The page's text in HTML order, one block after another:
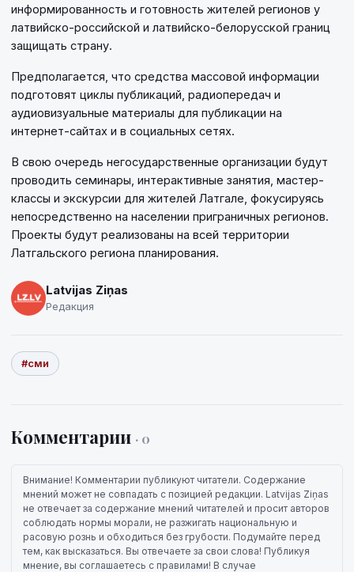
информированность и готовность жителей регионов у
латвийско-российской и латвийско-белорусской границ
защищать страну.
Предполагается, что средства массовой информации
подготовят циклы публикаций, радиопередач и
аудиовизуальные материалы для публикации на
интернет-сайтах и в социальных сетях.
В свою очередь негосударственные организации будут
проводить семинары, интерактивные занятия, мастер-
классы и экскурсии для жителей Латгале, фокусируясь
непосредственно на населении приграничных регионов.
Проекты будут реализованы на всей территории
Латгальского региона планирования.
Latvijas Ziņas
Редакция
#сми
Комментарии · 0
Внимание! Комментарии публикуют читатели. Содержание
мнений может не совпадать с позицией редакции. Latvijas Ziņas
не отвечает за содержание мнений читателей и просит авторов
соблюдать нормы морали, не разжигать национальную и
расовую рознь и обходиться без грубости. Подумайте перед
тем, как высказаться. Вы отвечаете за свои слова! Публикуя
мнение, вы соглашаетесь с правилами! В случае